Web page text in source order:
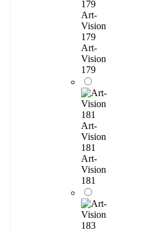
Art-
Vision
179
Art-
Vision
179
Art-
Vision
181
Art-
Vision
181